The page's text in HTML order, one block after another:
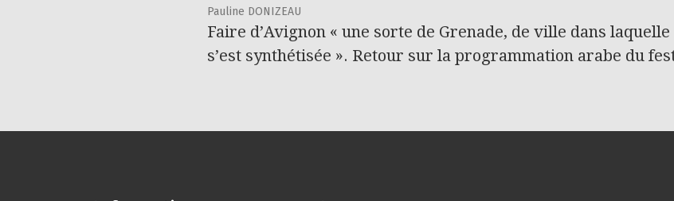
Pauline DONIZEAU
Faire d’Avignon « une sorte de Grenade, de ville dans
s’est synthétisée ». Retour sur la programmation arabe du